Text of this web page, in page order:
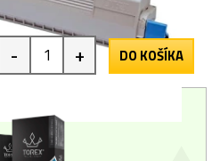
- + DO KOŠÍKA